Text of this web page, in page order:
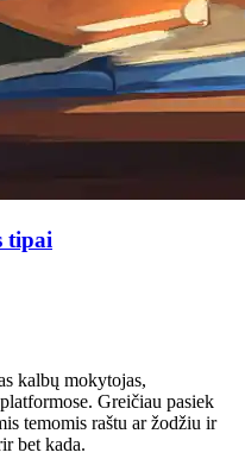
tipai
kalbų mokytojas,
Greičiau pasiek
temomis raštu ar žodžiu ir
bet kada.